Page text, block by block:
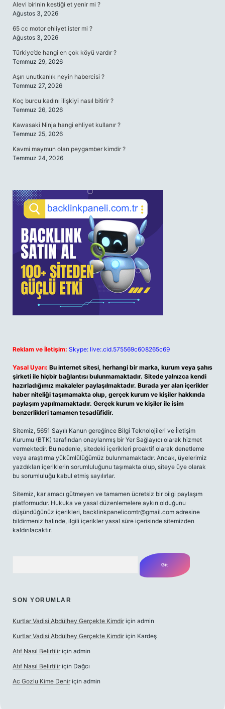
Alevi birinin kestiği et yenir mi ?
Ağustos 3, 2026
65 cc motor ehliyet ister mi ?
Ağustos 3, 2026
Türkiye’de hangi en çok köyü vardır ?
Temmuz 29, 2026
Aşırı unutkanlık neyin habercisi ?
Temmuz 27, 2026
Koç burcu kadını ilişkiyi nasıl bitirir ?
Temmuz 26, 2026
Kawasaki Ninja hangi ehliyet kullanır ?
Temmuz 25, 2026
Kavmi maymun olan peygamber kimdir ?
Temmuz 24, 2026
Reklam ve İletişim: Skype: live:.cid.575569c608265c69
Yasal Uyarı: Bu internet sitesi, herhangi bir marka, kurum veya şahıs
şirketi ile hiçbir bağlantısı bulunmamaktadır. Sitede yalnızca kendi
hazırladığımız makaleler paylaşılmaktadır. Burada yer alan içerikler
haber niteliği taşımamakta olup, gerçek kurum ve kişiler hakkında
paylaşım yapılmamaktadır. Gerçek kurum ve kişiler ile isim
benzerlikleri tamamen tesadüfidir.
Sitemiz, 5651 Sayılı Kanun gereğince Bilgi Teknolojileri ve İletişim
Kurumu (BTK) tarafından onaylanmış bir Yer Sağlayıcı olarak hizmet
vermektedir. Bu nedenle, sitedeki içerikleri proaktif olarak denetleme
veya araştırma yükümlülüğümüz bulunmamaktadır. Ancak, üyelerimiz
yazdıkları içeriklerin sorumluluğunu taşımakta olup, siteye üye olarak
bu sorumluluğu kabul etmiş sayılırlar.
Sitemiz, kar amacı gütmeyen ve tamamen ücretsiz bir bilgi paylaşım
platformudur. Hukuka ve yasal düzenlemelere aykırı olduğunu
düşündüğünüz içerikleri, backlinkpanelicomtr@gmail.com adresine
bildirmeniz halinde, ilgili içerikler yasal süre içerisinde sitemizden
kaldırılacaktır.
SON YORUMLAR
Kurtlar Vadisi Abdülhey Gerçekte Kimdir için admin
Kurtlar Vadisi Abdülhey Gerçekte Kimdir için Kardeş
Atıf Nasıl Belirtilir için admin
Atıf Nasıl Belirtilir için Dağcı
Ac Gozlu Kime Denir için admin